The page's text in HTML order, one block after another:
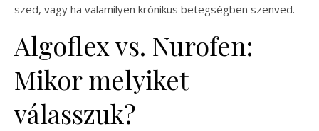
szed, vagy ha valamilyen krónikus betegségben szenved.
Algoflex vs. Nurofen:
Mikor melyiket
válasszuk?